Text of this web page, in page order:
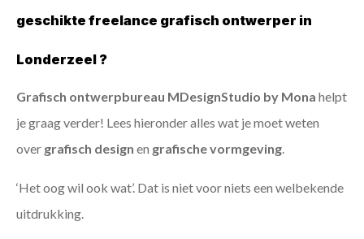
geschikte freelance grafisch ontwerper in
Londerzeel ?
Grafisch ontwerpbureau MDesignStudio by Mona helpt
je graag verder! Lees hieronder alles wat je moet weten
over grafisch design en grafische vormgeving
‘Het oog wil ook wat’. Dat is niet voor niets een welbekende
uitdrukking.